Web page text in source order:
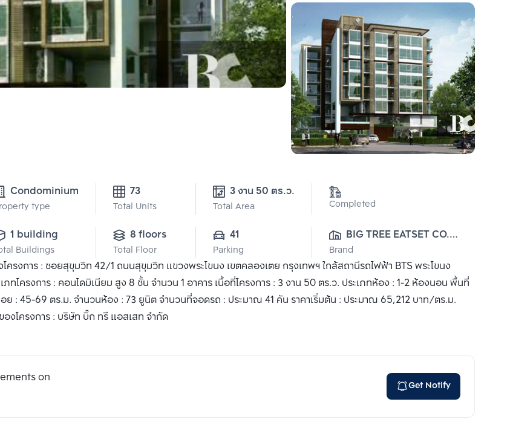
Condominium
type
73
Total Units
3 งาน 50 ตร.ว.
Total Area Completed
1 building
Buildings
8 floors
Total Floor
41
Parking
BIG TREE EATSET CO.,
LTD.
Brand
ครงการ : ซอยสุขุมวิท 42/1 ถนนสุขุมวิท แขวงพระโขนง เขตคลองเตย กรุงเทพฯ ใกล้สถานีรถไฟฟ้า BTS พระโขนง
ภทโครงการ : คอนโดมิเนียม สูง 8 ชั้น จำนวน 1 อาคาร เนื้อที่โครงการ : 3 งาน 50 ตร.ว. ประเภทห้อง : 1-2 ห้องนอน พื้นที่
ย : 45-69 ตร.ม. จำนวนห้อง : 73 ยูนิต จำนวนที่จอดรถ : ประมาณ 41 คัน ราคาเริ่มต้น : ประมาณ 65,212 บาท/ตร.ม.
องโครงการ : บริษัท บิ๊ก ทรี แอสเสท จำกัด
on
Get Notify